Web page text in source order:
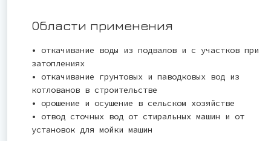
Области применения
• откачивание воды из подвалов и с участков при
затоплениях
• откачивание грунтовых и паводковых вод из
котлованов в строительстве
• орошение и осушение в сельском хозяйстве
• отвод сточных вод от стиральных машин и от
установок для мойки машин